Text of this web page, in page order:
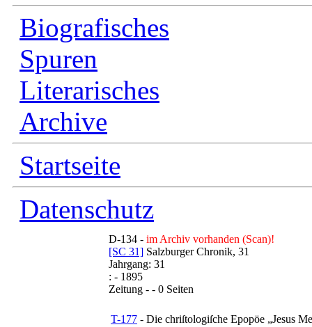
Biografisches
Spuren
Literarisches
Archive
Startseite
Datenschutz
D-134 - im Archiv vorhanden (Scan)!
[SC 31] Salzburger Chronik, 31
Jahrgang: 31
: - 1895
Zeitung - - 0 Seiten
T-177 - Die chriſtologiſche Epopöe „Jesus